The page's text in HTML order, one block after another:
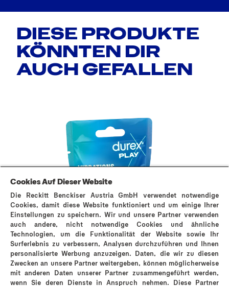
DIESE PRODUKTE
KÖNNTEN DIR
AUCH GEFALLEN
Durex Vibrations Ring
Cookies Auf Dieser Website
Die Reckitt Benckiser Austria GmbH verwendet notwendige
Cookies, damit diese Website funktioniert und um einige Ihrer
Einstellungen zu speichern. Wir und unsere Partner verwenden
auch andere, nicht notwendige Cookies und ähnliche
Technologien, um die Funktionalität der Website sowie Ihr
Surferlebnis zu verbessern, Analysen durchzuführen und Ihnen
personalisierte Werbung anzuzeigen. Daten, die wir zu diesen
Zwecken an unsere Partner weitergeben, können möglicherweise
mit anderen Daten unserer Partner zusammengeführt werden,
wenn Sie deren Dienste in Anspruch nehmen. Diese Partner